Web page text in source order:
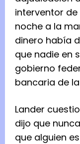
interventor de
noche a la
dinero había
que nadie en
gobierno
bancaria de
Lander
dijo que
que alguien